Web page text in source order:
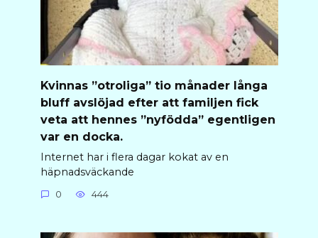
Kvinnas ”otroliga” tio månader långa
bluff avslöjad efter att familjen fick
veta att hennes ”nyfödda” egentligen
var en docka.
Internet har i flera dagar kokat av en
häpnadsväckande
0 444